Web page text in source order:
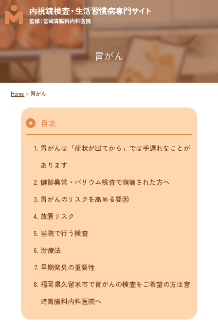
胃がん
Home » 胃がん
目次
胃がんは「症状が出てから」では手遅れなことが
あります
健診異常・バリウム検査で指摘された方へ
胃がんのリスクを高める要因
放置リスク
当院で行う検査
治療法
早期発見の重要性
福岡県久留米市で胃がんの検査をご希望の方は宮
﨑胃腸科内科医院へ